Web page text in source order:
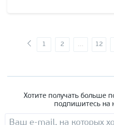
1 2 ... 12
Хотите получать больше
подпишитесь на